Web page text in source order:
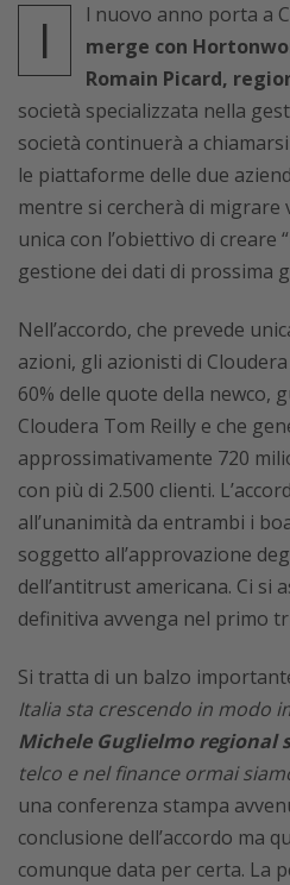
I l nuovo anno porta a
merge con
Romain Picard,
società specializzata nella
società continuerà a
le piattaforme delle due
mentre si cercherà di migrare
unica con l’obiettivo di
gestione dei dati di prossima
Nell’accordo, che prevede
azioni, gli azionisti di
60% delle quote della newco,
Cloudera Tom Reilly e che
approssimativamente 720
con più di 2.500 clienti.
all’unanimità da entrambi i
soggetto all’approvazione
dell’antitrust americana. Ci si
definitiva avvenga nel primo
Si tratta di un balzo
Italia sta crescendo in modo
Michele Guglielmo regional
telco e nel finance ormai
una conferenza stampa
conclusione dell’accordo ma
comunque data per certa. La